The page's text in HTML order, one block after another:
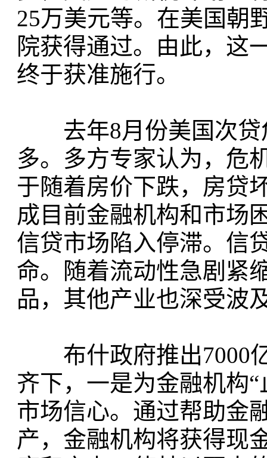
25万美元等。在美国朝
院获得通过。由此，这
终于获准施行。
去年8月份美国次贷
多。多方专家认为，危
于随着房价下跌，房贷
成目前金融机构和市场
信贷市场陷入停滞。信
命。随着流动性急剧紧
品，其他产业也深受波
布什政府推出7000亿
齐下，一是为金融机构
市场信心。通过帮助金
产，金融机构将获得现